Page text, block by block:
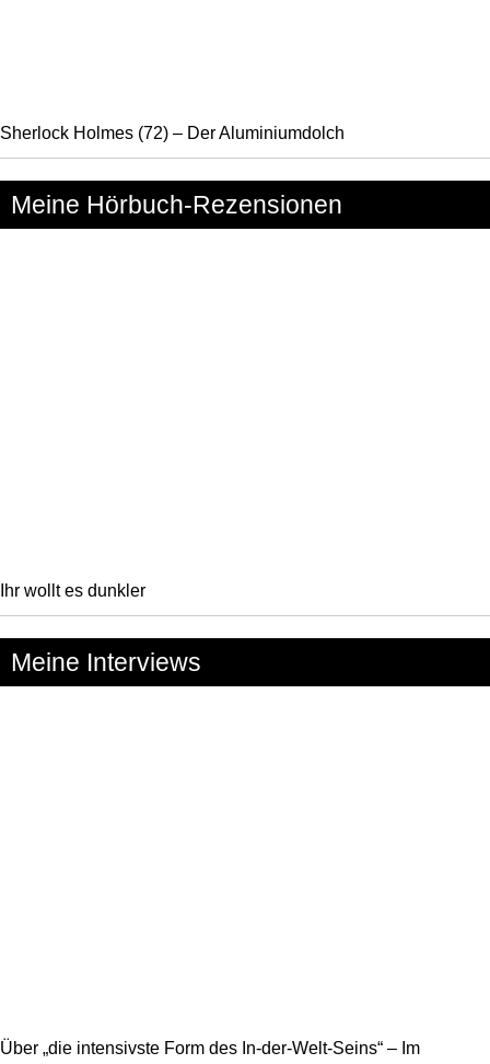
Sherlock Holmes (72) – Der Aluminiumdolch
Meine Hörbuch-Rezensionen
Ihr wollt es dunkler
Meine Interviews
Über „die intensivste Form des In-der-Welt-Seins“ – Im